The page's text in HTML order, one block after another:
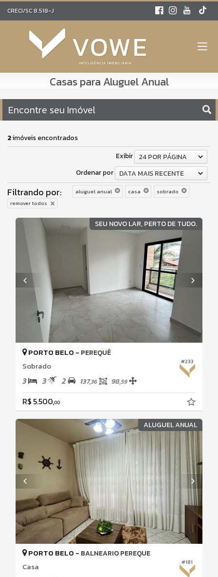
CRECI/SC 8.518-J
Casas para Aluguel Anual
Encontre seu Imóvel
2imóveis encontrados
Exibir
24 POR PÁGINA
Ordenar por
DATA MAIS RECENTE
Filtrando por: aluguel anual casa
sobrado
remover todos
SEU NOVO LAR, PERTO DE TUDO.
#233
PORTO BELO - PEREQUÊ
Sobrado
3 3 2 137,36 98,59
R$ 5.500,00
ALUGUEL ANUAL
#181
PORTO BELO - BALNEARIO PEREQUE
Casa